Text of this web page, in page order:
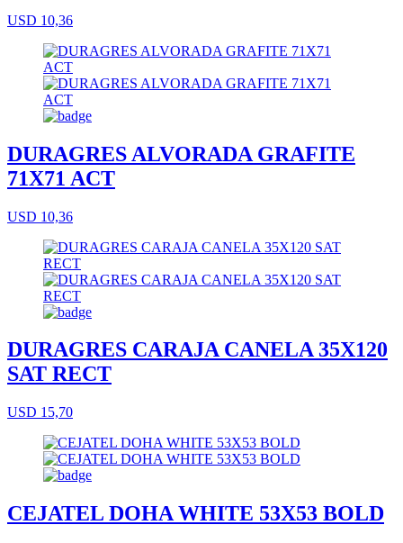
USD 10,36
DURAGRES ALVORADA GRAFITE
71X71 ACT
USD 10,36
DURAGRES CARAJA CANELA 35X120
SAT RECT
USD 15,70
CEJATEL DOHA WHITE 53X53 BOLD